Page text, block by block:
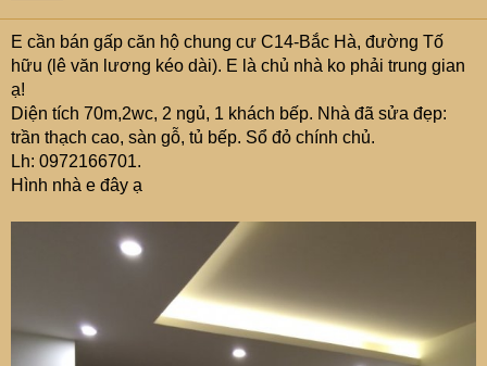
E cần bán gấp căn hộ chung cư C14-Bắc Hà, đường Tố
hữu (lê văn lương kéo dài). E là chủ nhà ko phải trung gian
ạ!
Diện tích 70m,2wc, 2 ngủ, 1 khách bếp. Nhà đã sửa đẹp:
trần thạch cao, sàn gỗ, tủ bếp. Sổ đỏ chính chủ.
Lh: 0972166701.
Hình nhà e đây ạ